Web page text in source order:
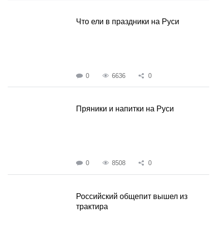
Что ели в праздники на Руси
0 6636 0
Пряники и напитки на Руси
0 8508 0
Российский общепит вышел из
трактира